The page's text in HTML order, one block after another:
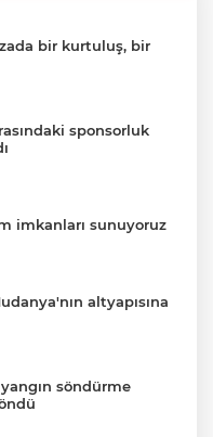
bir kurtuluş, bir
sponsorluk
imkanları sunuyoruz
altyapısına
söndürme